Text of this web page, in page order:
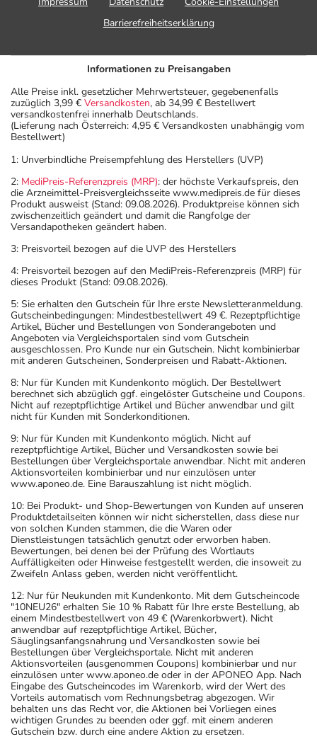
Lagerung vor Anbruch
- vor Hitze geschützt
- vor Feuchtigkeit geschützt (z.B. im fest verschlossenen
Behältnis)
aufbewahrt werden.
Aufbewahrung nach Anbruch oder Zubereitung
Das Arzneimittel darf nach Anbruch/Zubereitung
höchstens 6 Monate verwendet werden!
- bei Raumtemperatur
- vor Feuchtigkeit geschützt (z.B. im fest verschlossenen
Behältnis)
Wichtige Hinweise
Was sollten Sie beachten?
- Dieses Arzneimittel enthält Stoffe, die unter
Umständen als Dopingstoffe eingeordnet werden
können. Fragen Sie dazu Ihren Arzt oder Apotheker.
- Vorsicht bei Allergie gegen Kuhmilch bzw.
Rinderproteine!
- Vorsicht bei Allergie gegen Milchprotein.
- Es kann Arzneimittel geben, mit denen
Wechselwirkungen auftreten. Sie sollten deswegen
generell vor der Behandlung mit einem neuen
Arzneimittel jedes andere, das Sie bereits anwenden,
dem Arzt oder Apotheker angeben. Das gilt auch für
Arzneimittel, die Sie selbst kaufen, nur gelegentlich
anwenden oder deren Anwendung schon einige Zeit
zurückliegt.
Bitte verwenden Sie dieses Arzneimittel nicht mehr nach
dem auf der Packung oder der Umverpackung
angegebenen Verfallsdatum. Das Verfallsdatum bezieht
sich auf den letzten Tag des angegebenen Monats.
Barrierefreiheitserklärung
Informationen zu Preisangaben
Alle Preise inkl. gesetzlicher Mehrwertsteuer, gegebenenfalls
zuzüglich 3,99 € Versandkosten, ab 34,99 € Bestellwert
versandkostenfrei innerhalb Deutschlands.
(Lieferung nach Österreich: 4,95 € Versandkosten unabhängig vom
Bestellwert)
1: Unverbindliche Preisempfehlung des Herstellers (UVP)
2: MediPreis-Referenzpreis (MRP): der höchste Verkaufspreis, den
die Arzneimittel-Preisvergleichsseite www.medipreis.de für dieses
Produkt ausweist (Stand: 09.08.2026). Produktpreise können sich
zwischenzeitlich geändert und damit die Rangfolge der
Versandapotheken geändert haben.
3: Preisvorteil bezogen auf die UVP des Herstellers
4: Preisvorteil bezogen auf den MediPreis-Referenzpreis (MRP) für
dieses Produkt (Stand: 09.08.2026).
5: Sie erhalten den Gutschein für Ihre erste Newsletteranmeldung.
Gutscheinbedingungen: Mindestbestellwert 49 €. Rezeptpflichtige
Artikel, Bücher und Bestellungen von Sonderangeboten und
Angeboten via Vergleichsportalen sind vom Gutschein
ausgeschlossen. Pro Kunde nur ein Gutschein. Nicht kombinierbar
mit anderen Gutscheinen, Sonderpreisen und Rabatt-Aktionen.
8: Nur für Kunden mit Kundenkonto möglich. Der Bestellwert
berechnet sich abzüglich ggf. eingelöster Gutscheine und Coupons.
Nicht auf rezeptpflichtige Artikel und Bücher anwendbar und gilt
nicht für Kunden mit Sonderkonditionen.
9: Nur für Kunden mit Kundenkonto möglich. Nicht auf
rezeptpflichtige Artikel, Bücher und Versandkosten sowie bei
Bestellungen über Vergleichsportale anwendbar. Nicht mit anderen
Aktionsvorteilen kombinierbar und nur einzulösen unter
www.aponeo.de. Eine Barauszahlung ist nicht möglich.
10: Bei Produkt- und Shop-Bewertungen von Kunden auf unseren
Produktdetailseiten können wir nicht sicherstellen, dass diese nur
von solchen Kunden stammen, die die Waren oder
Dienstleistungen tatsächlich genutzt oder erworben haben.
Bewertungen, bei denen bei der Prüfung des Wortlauts
Auffälligkeiten oder Hinweise festgestellt werden, die insoweit zu
Zweifeln Anlass geben, werden nicht veröffentlicht.
12: Nur für Neukunden mit Kundenkonto. Mit dem Gutscheincode
"10NEU26" erhalten Sie 10 % Rabatt für Ihre erste Bestellung, ab
einem Mindestbestellwert von 49 € (Warenkorbwert). Nicht
anwendbar auf rezeptpflichtige Artikel, Bücher,
Säuglingsanfangsnahrung und Versandkosten sowie bei
Bestellungen über Vergleichsportale. Nicht mit anderen
Aktionsvorteilen (ausgenommen Coupons) kombinierbar und nur
einzulösen unter www.aponeo.de oder in der APONEO App. Nach
Eingabe des Gutscheincodes im Warenkorb, wird der Wert des
Vorteils automatisch vom Rechnungsbetrag abgezogen. Wir
behalten uns das Recht vor, die Aktionen bei Vorliegen eines
wichtigen Grundes zu beenden oder ggf. mit einem anderen
Gutschein bzw. durch eine andere Aktion zu ersetzen.